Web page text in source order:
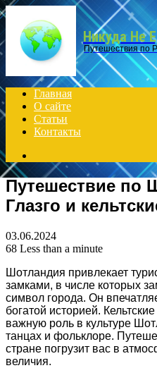
Никуда Не
Путешествия по
Главная
О сайте
Статьи
Контакты
Путешествие по
Глазго и
03.06.2024
68 Less than a minute
Шотландия привлекает
замками, в числе которых
символ города. Он
богатой историей.
важную роль в культуре
танцах и фольклоре.
стране погрузит вас в
величия.